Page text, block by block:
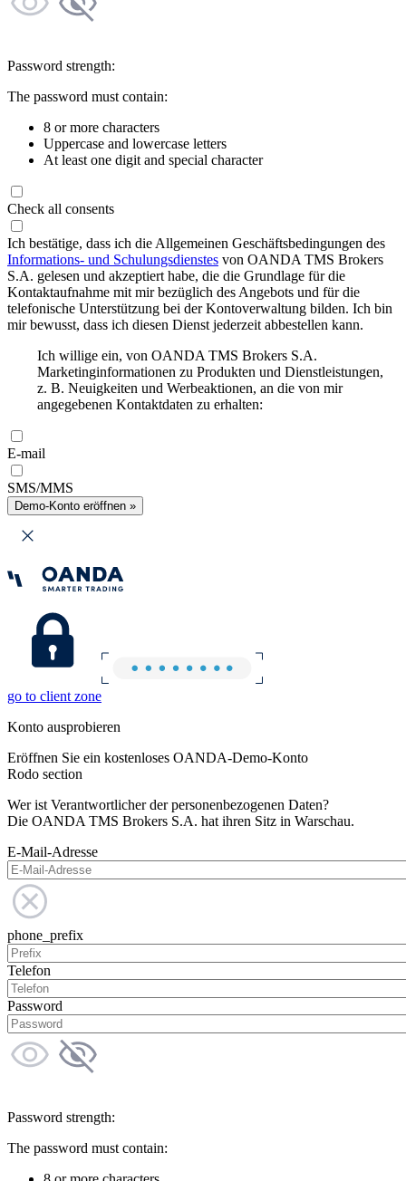
Password strength:
The password must contain:
8 or more characters
Uppercase and lowercase letters
At least one digit and special character
Check all consents
Ich bestätige, dass ich die Allgemeinen Geschäftsbedingungen des
Informations- und Schulungsdienstes von OANDA TMS Brokers
S.A. gelesen und akzeptiert habe, die die Grundlage für die
Kontaktaufnahme mit mir bezüglich des Angebots und für die
telefonische Unterstützung bei der Kontoverwaltung bilden. Ich bin
mir bewusst, dass ich diesen Dienst jederzeit abbestellen kann.
Ich willige ein, von OANDA TMS Brokers S.A.
Marketinginformationen zu Produkten und Dienstleistungen,
z. B. Neuigkeiten und Werbeaktionen, an die von mir
angegebenen Kontaktdaten zu erhalten:
E-mail
SMS/MMS
Demo-Konto eröffnen »
go to client zone
Konto ausprobieren
Eröffnen Sie ein kostenloses OANDA-Demo-Konto
Rodo section
Wer ist Verantwortlicher der personenbezogenen Daten?
Die OANDA TMS Brokers S.A. hat ihren Sitz in Warschau.
E-Mail-Adresse
phone_prefix
Telefon
Password
Password strength:
The password must contain: